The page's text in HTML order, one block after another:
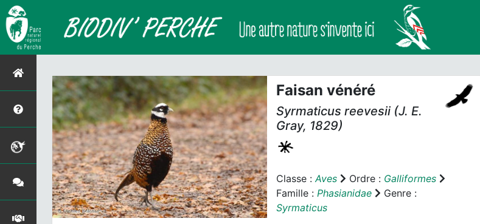
Faisan vénéré
Syrmaticus reevesii(J. E.
Gray, 1829)
Classe :Aves Ordre : Galliformes
Famille : Phasianidae
Genre :
Syrmaticus